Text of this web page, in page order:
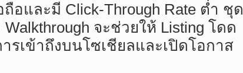
และมี Click-Through Rate ต่ำ ชุด
จะช่วยให้ Listing โดด
เข้าถึงบนโซเชียลและเปิดโอกาส